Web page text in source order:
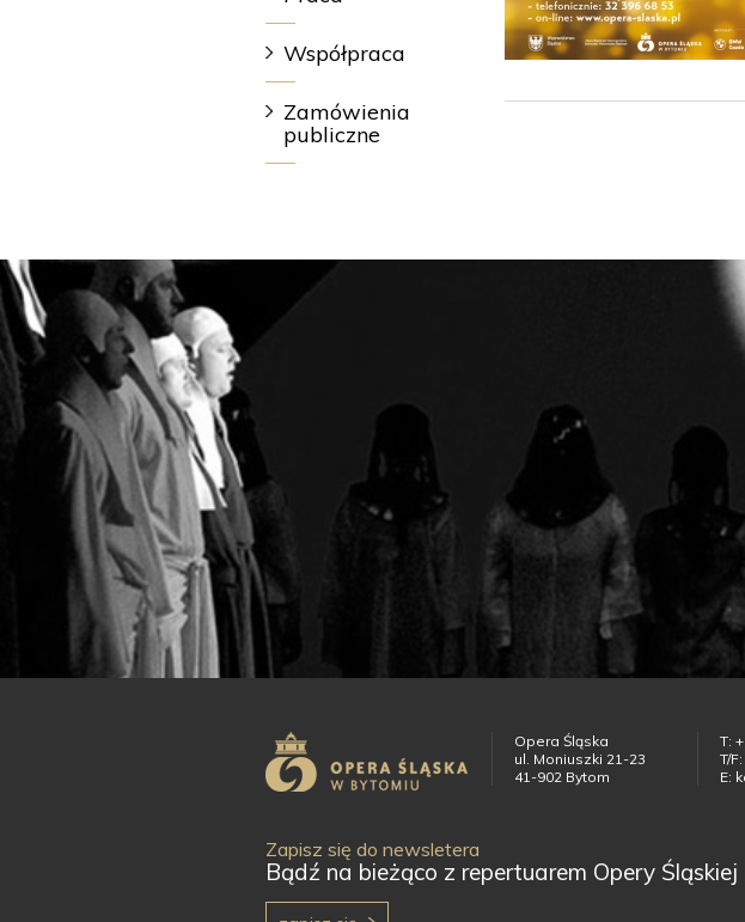
Współpraca
Zamówienia
publiczne
Opera Śląska
ul. Moniuszki 21-23
41-902 Bytom
T:
T/
E:
Zapisz się do newsletera
Bądź na bieżąco z repertuarem Opery Śląskiej